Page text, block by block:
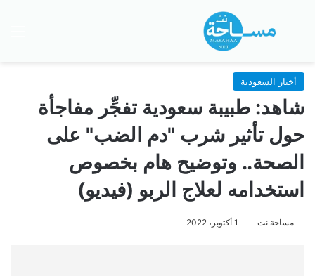
بحث عن
أخبار السعودية
شاهد: طبيبة سعودية تفجِّر مفاجأة
حول تأثير شرب "دم الضب" على
الصحة.. وتوضيح هام بخصوص
استخدامه لعلاج الربو (فيديو)
مساحة نت 1 أكتوبر، 2022